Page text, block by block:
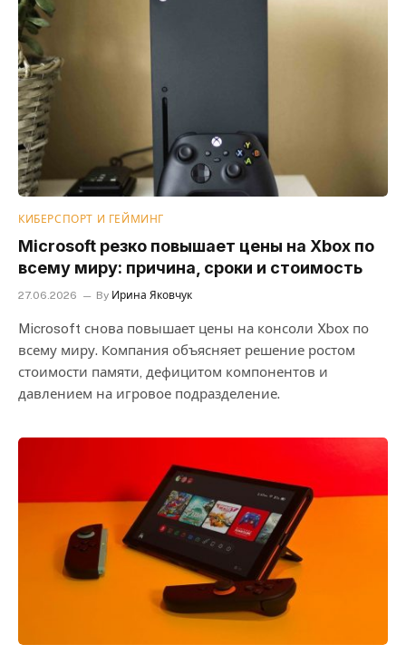
КИБЕРСПОРТ И ГЕЙМИНГ
Microsoft резко повышает цены на Xbox по
всему миру: причина, сроки и стоимость
27.06.2026 By Ирина Яковчук
Microsoft снова повышает цены на консоли Xbox по
всему миру. Компания объясняет решение ростом
стоимости памяти, дефицитом компонентов и
давлением на игровое подразделение.